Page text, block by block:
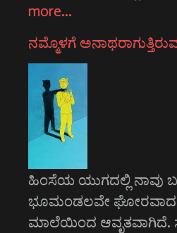
more…
ನಮ್ಮೊಳಗೆ
ಹಿಂಸೆಯ ಯುಗದಲ್ಲಿ ನಾವು
ಭೂಮಂಡಲವೇ ಘೋರವಾದ
ಮಾಲೆಯಿಂದ ಆವೃತವಾಗಿದೆ.